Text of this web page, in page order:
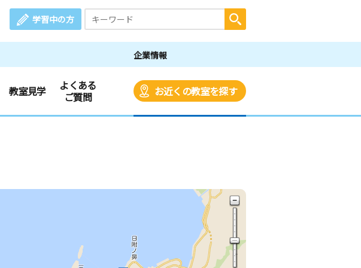
学習中の方
企業情報
教室見学
よくある
ご質問
お近くの教室を探す